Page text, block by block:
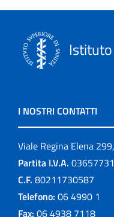
I NOSTRI CONTATTI
Viale Regina Elena
Partita I.V.A.
C.F. 80211730587
Telefono: 06 4990 1
Fax: 06 4938 7118